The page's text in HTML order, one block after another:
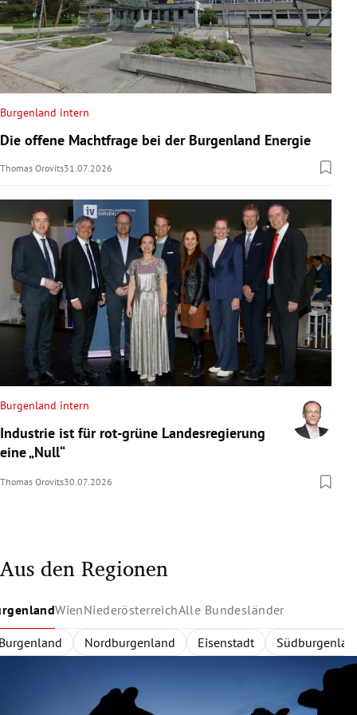
Burgenland intern
Die offene Machtfrage bei der Burgenland Energie
Thomas Orovits31.07.2026
Burgenland intern
Industrie ist für rot-grüne Landesregierung
eine „Null“
Thomas Orovits30.07.2026
Aus den Regionen
WienNiederösterreichAlle Bundesländer
Nordburgenland Eisenstadt
Innerhalb des Gürtels Außerhalb des Gürtels
Rund um Wien Zentralregion
Bundesländer Wien Niederösterreich Burgenland